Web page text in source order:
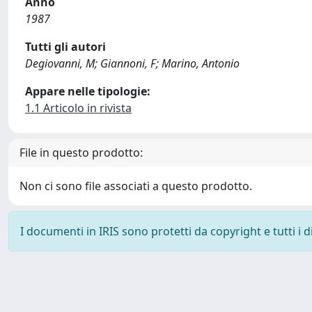
1987
Tutti gli autori
Degiovanni, M; Giannoni, F; Marino, Antonio
Appare nelle tipologie:
1.1 Articolo in rivista
File in questo prodotto:
Non ci sono file associati a questo prodotto.
I documenti in IRIS sono protetti da copyright e tutti i